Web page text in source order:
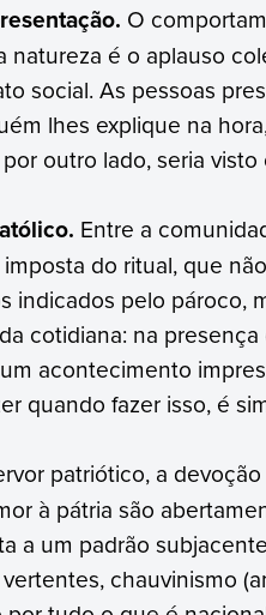
O
natureza é o aplauso
social. As pessoas
lhes explique na
outro lado, seria
Entre a
do ritual, que
indicados pelo pároco,
cotidiana: na
acontecimento
quando fazer isso, é
patriótico, a
à pátria são
a um padrão
chauvinismo